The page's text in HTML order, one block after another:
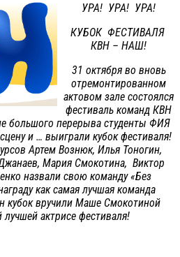
УРА! УРА! УРА!
КУБОК ФЕСТИВАЛЯ
КВН – НАШ!
31 октября во вновь
отремонтированном
актовом зале состоялся
фестиваль команд КВН
большого перерыва студенты ФИЯ
и … выиграли кубок фестиваля!
Артем Вознюк, Илья Тоногин,
Мария Смокотина, Виктор
назвали свою команду «Без
как самая лучшая команда
кубок вручили Маше Смокотиной
лучшей актрисе фестиваля!